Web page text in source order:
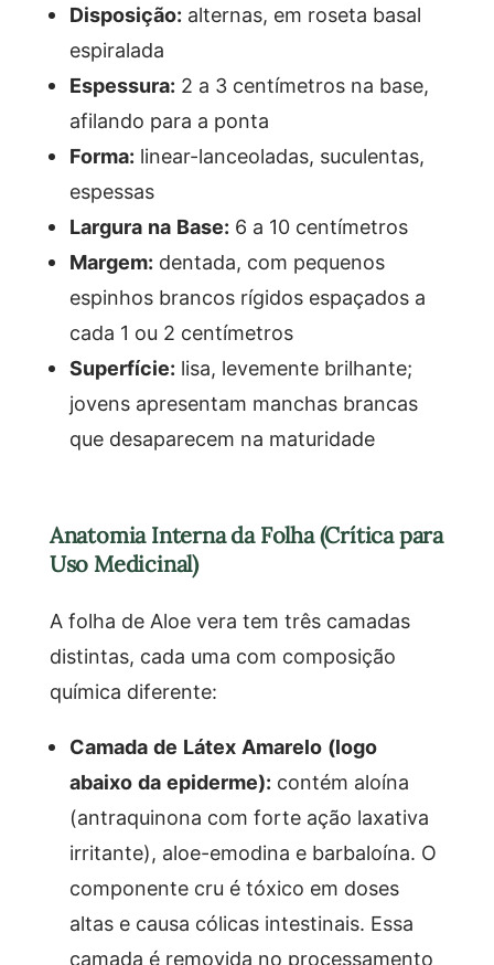
Disposição: alternas, em roseta basal
espiralada
Espessura: 2 a 3 centímetros na base,
afilando para a ponta
Forma: linear-lanceoladas, suculentas,
espessas
Largura na Base: 6 a 10 centímetros
Margem: dentada, com pequenos
espinhos brancos rígidos espaçados a
cada 1 ou 2 centímetros
Superfície: lisa, levemente brilhante;
jovens apresentam manchas brancas
que desaparecem na maturidade
Anatomia Interna da Folha (Crítica para
Uso Medicinal)
A folha de Aloe vera tem três camadas
distintas, cada uma com composição
química diferente:
Camada de Látex Amarelo (logo
abaixo da epiderme): contém aloína
(antraquinona com forte ação laxativa
irritante), aloe-emodina e barbaloína. O
componente cru é tóxico em doses
altas e causa cólicas intestinais. Essa
camada é removida no processamento